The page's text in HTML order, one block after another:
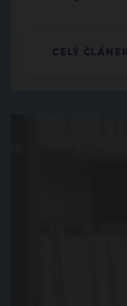
CELÝ ČLÁNEK